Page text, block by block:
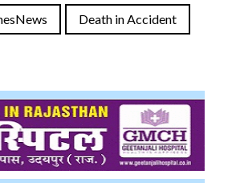
Death in Accident